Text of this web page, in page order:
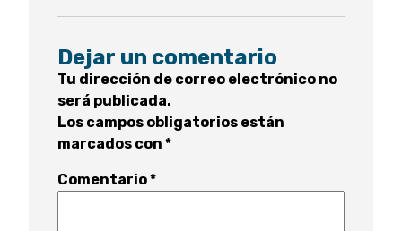
Dejar un comentario
Tu dirección de correo electrónico no
será publicada.
Los campos obligatorios están
marcados con *
Comentario*